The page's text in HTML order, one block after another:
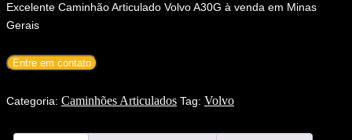
Excelente Caminhão Articulado Volvo A30G à venda em Minas
Gerais
Entre em contato
Categoria: Caminhões Articulados Tag: Volvo